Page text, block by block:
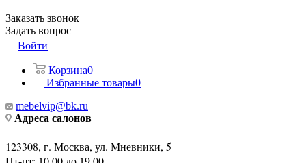
Заказать звонок
Задать вопрос
Войти
Корзина0
Избранные товары0
mebelvip@bk.ru
Адреса салонов
123308, г. Москва, ул. Мневники, 5